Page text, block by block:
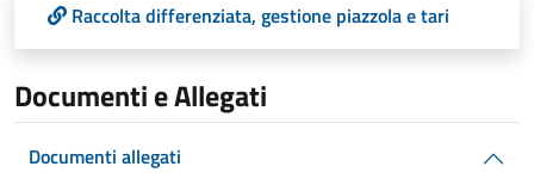
Raccolta differenziata, gestione piazzola e tari
Documenti e Allegati
Documenti allegati